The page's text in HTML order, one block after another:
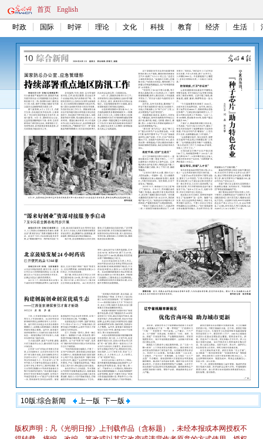
首页 English
时政 国际 时评 理论 文化 科技 教育 经济 生活
10版:综合新闻 上一版 下一版